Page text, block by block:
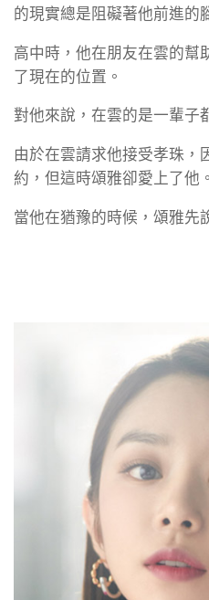
的現實總是阻礙著他前進的
高中時，他在朋友在雲的幫
了現在的位置。
對他來說，在雲的是一輩子
由於在雲請求他接受孝珠，
約，但這時頌雅卻愛上了他。
當他在猶豫的時候，頌雅先